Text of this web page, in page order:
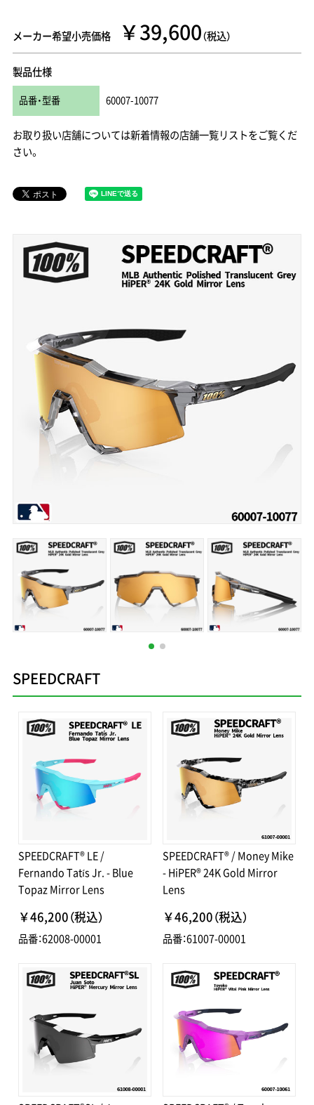
メーカー希望小売価格 ￥39,600 （税込）
製品仕様
品番・型番 60007-10077
お取り扱い店舗については新着情報の店舗一覧リストをご覧くだ
さい。
SPEEDCRAFT
SPEEDCRAFT® LE /
Fernando Tatís Jr. - Blue
Topaz Mirror Lens
￥46,200（税込）
品番：62008-00001
SPEEDCRAFT® / Money Mike
- HiPER® 24K Gold Mirror
Lens
￥46,200（税込）
品番：61007-00001